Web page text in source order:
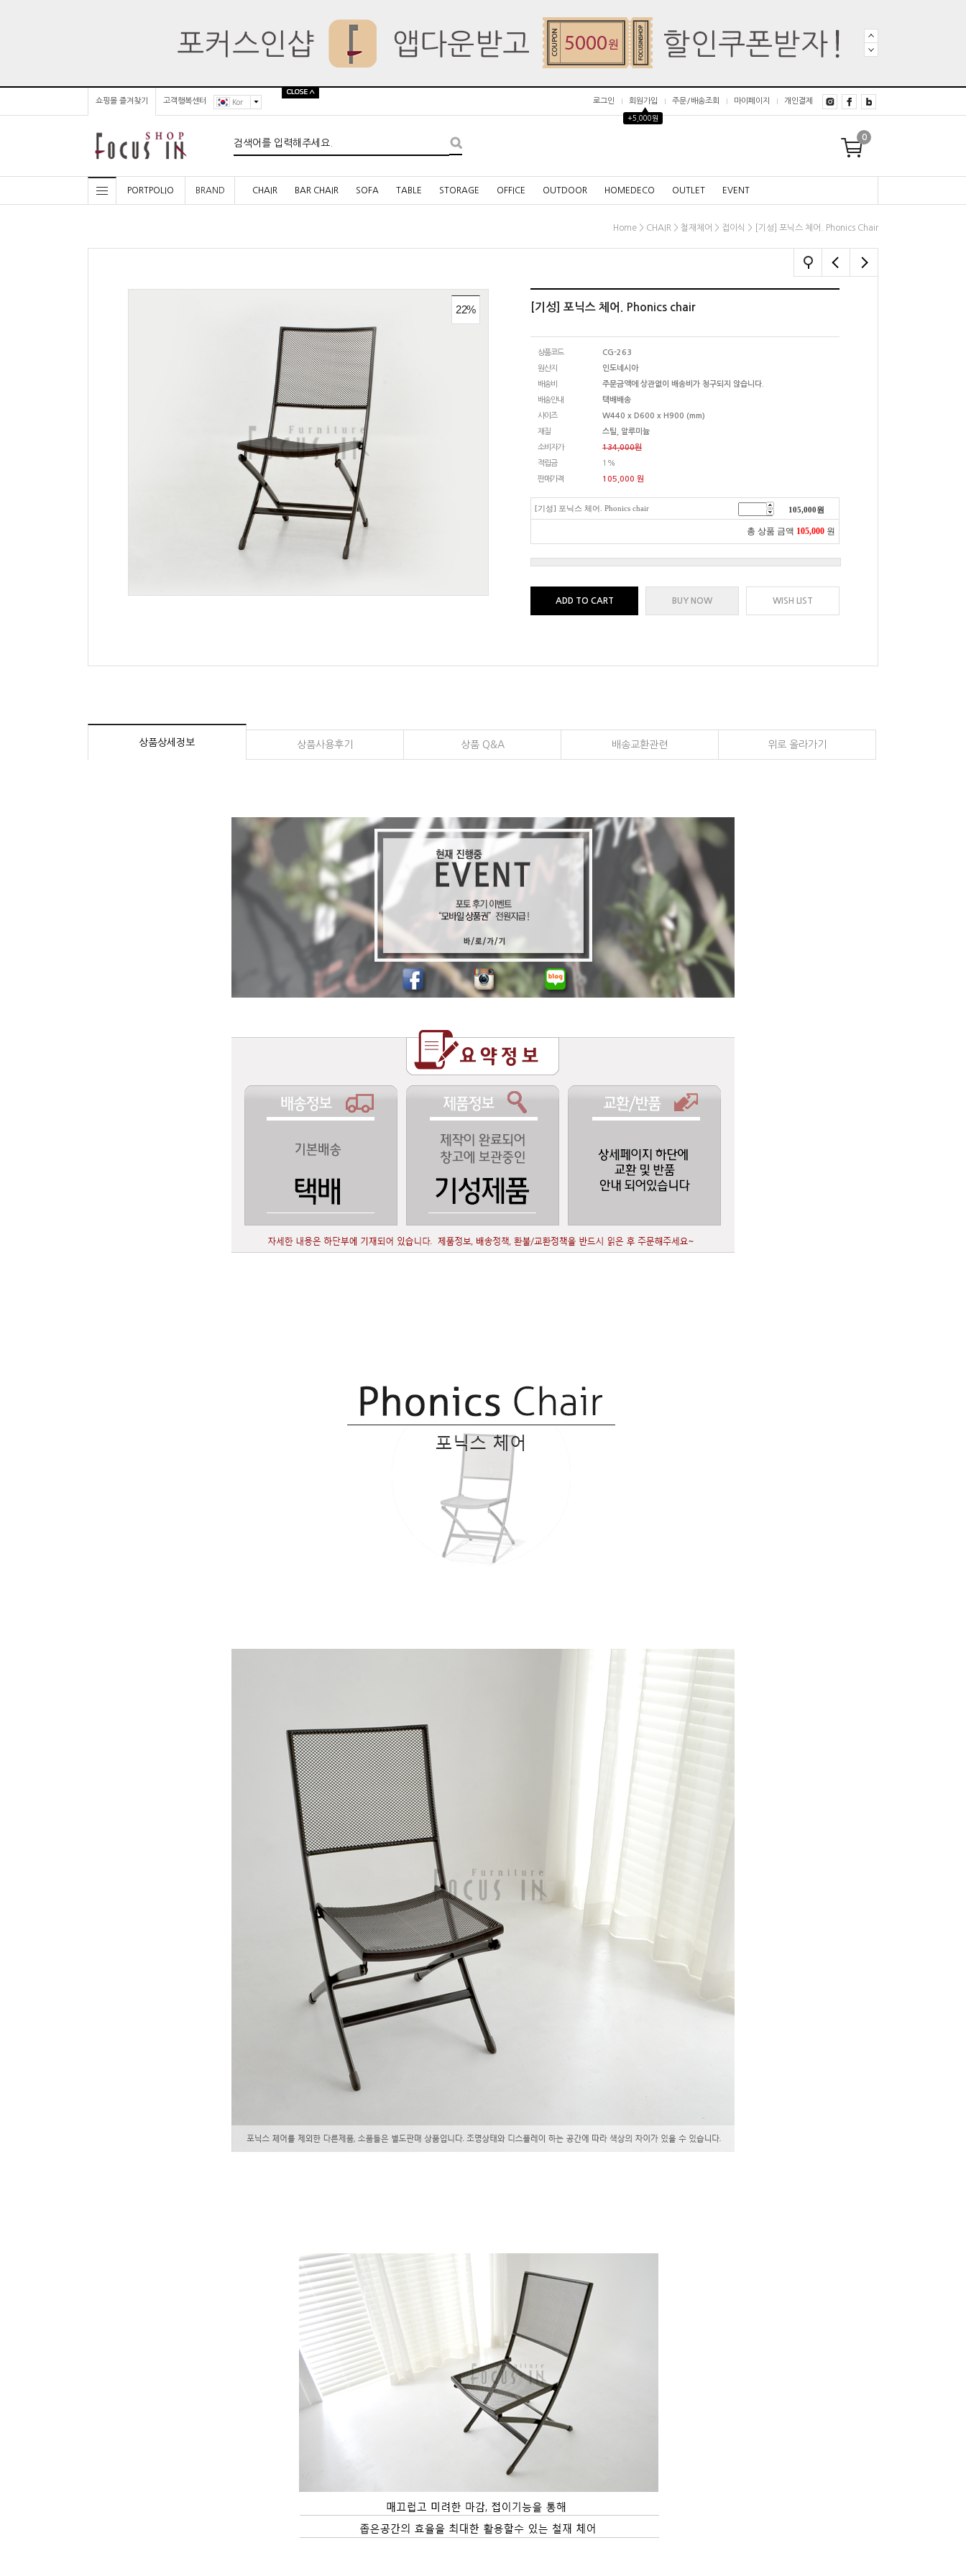
쇼핑몰 즐겨찾기 고객행복센터 Kor 로그인 회원가입
▲
+5,000원
주문/배송조회 마이페이지 개인결제
0
PORTPOLIO BRAND CHAIR BAR CHAIR SOFA TABLE STORAGE OFFICE OUTDOOR HOMEDECO OUTLET EVENT
Home > CHAIR > 철재체어 > 접이식 > [기성] 포닉스 체어. Phonics Chair
22% [기성] 포닉스 체어. Phonics chair
상품코드
CG-263
원산지
인도네시아
배송비
주문금액에 상관없이 배송비가 청구되지 않습니다.
배송안내
택배배송
사이즈
W440 x D600 x H900 (mm)
재질
스틸, 알루미늄
소비자가
134,000원
적립금
1%
판매가격
105,000 원
[기성] 포닉스 체어. Phonics chair 105,000원
총 상품 금액 105,000 원
ADD TO CART BUY NOW WISH LIST
상품상세정보 상품사용후기 상품 Q&A 배송교환관련 위로 올라가기